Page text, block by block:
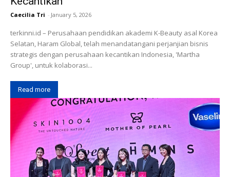
Caecilia Tri - January 5, 2026
terkinni.id – Perusahaan pendidikan akademi K-Beauty asal Korea
Selatan, Haram Global, telah menandatangani perjanjian bisnis
strategis dengan perusahaan kecantikan Indonesia, 'Martha
Group', untuk kolaborasi...
Read more